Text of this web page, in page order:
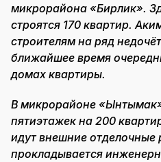
микрорайона «Бирлик».
строятся 170 квартир.
строителям на ряд
ближайшее время
домах квартиры.
В микрорайоне «Ынтымак»
пятиэтажек на 200
идут внешние отделочные
прокладывается